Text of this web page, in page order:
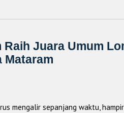
Juara Umum
Mataram
mengalir sepanjang waktu,